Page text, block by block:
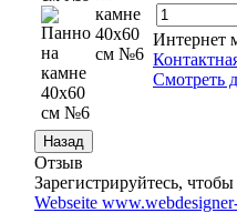
Интернет
Смотреть
Отзыв
Зарегистрируйтесь, чтобы
Webseite